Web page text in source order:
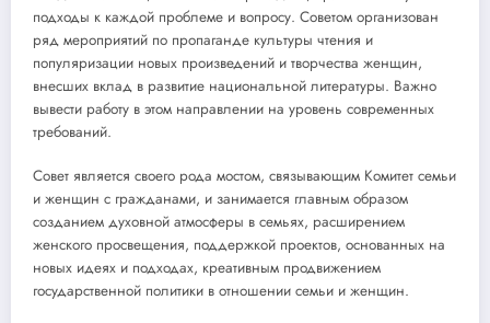
подходы к каждой проблеме и вопросу. Советом организован
ряд мероприятий по пропаганде культуры чтения и
популяризации новых произведений и творчества женщин,
внесших вклад в развитие национальной литературы. Важно
вывести работу в этом направлении на уровень современных
требований.
Совет является своего рода мостом, связывающим Комитет семьи
и женщин с гражданами, и занимается главным образом
созданием духовной атмосферы в семьях, расширением
женского просвещения, поддержкой проектов, основанных на
новых идеях и подходах, креативным продвижением
государственной политики в отношении семьи и женщин.